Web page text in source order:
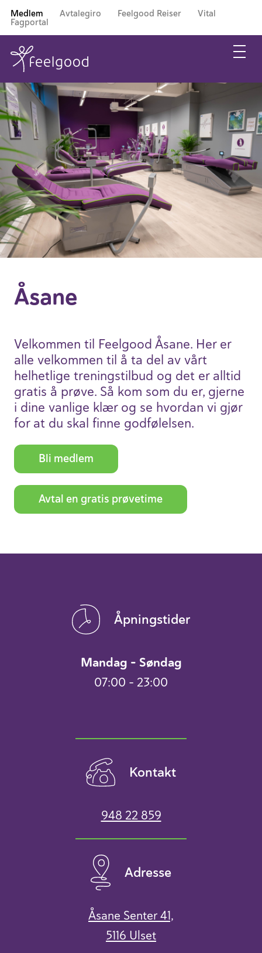
Medlem Avtalegiro Feelgood Reiser Vital
Fagportal
Åsane
Velkommen til Feelgood Åsane. Her er
alle velkommen til å ta del av vårt
helhet­lige trenings­tilbud og det er alltid
gratis å prøve. Så kom som du er, gjerne
i dine vanlige klær og se hvordan vi gjør
for at du skal finne godfø­lelsen.
Bli medlem
Avtal en gratis prøve­time
Åpningstider
Mandag – Søndag
07:00 – 23:00
Kontakt
948 22 859
Adresse
Åsane Senter 41,
5116 Ulset